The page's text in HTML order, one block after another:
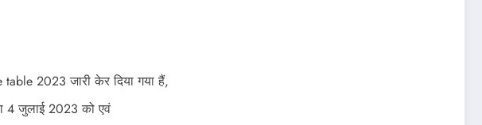
2023 जारी केर दिया गया हैं,
4 जुलाई 2023 को एवं